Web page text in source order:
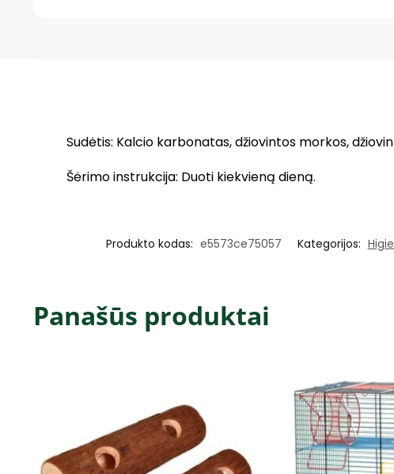
Sudėtis: Kalcio karbonatas, džiovintos morkos,
Šėrimo instrukcija: Duoti kiekvieną dieną.
Produkto kodas: e5573ce75057 Kategorijos:
Panašūs produktai